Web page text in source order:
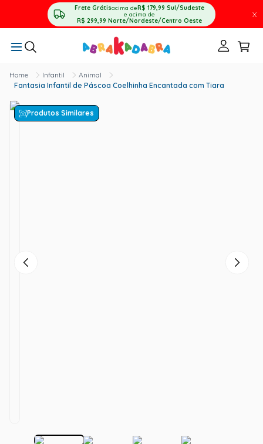
Frete Grátisacima deR$ 179,99 Sul/Sudeste
e acima de
R$ 299,99 Norte/Nordeste/Centro Oeste
X
Infantil
Animal
Fantasia Infantil de Páscoa Coelhinha Encantada com Tiara
Produtos Similares